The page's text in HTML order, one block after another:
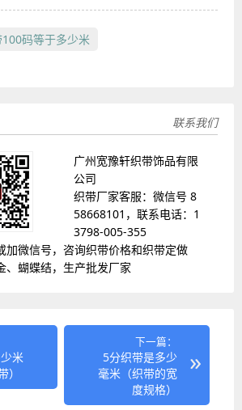
100码等于多少米
联系我们
广州宽豫轩织带饰品有限
公司
织带厂家客服：微信号 8
58668101，联系电话：1
3798-005-355
加微信号，咨询织带价格和织带定做
、蝴蝶结，生产批发厂家
米
）
下一篇：
5分织带是多少
毫米（织带的宽
度规格）